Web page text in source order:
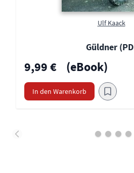
Ulf Kaack
Güldner
9,99 € (eBook)
In den Warenkorb